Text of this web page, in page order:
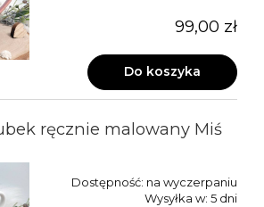
99,00 zł
Do koszyka
ręcznie malowany Miś
Dostępność: na wyczerpaniu
Wysyłka w: 5 dni